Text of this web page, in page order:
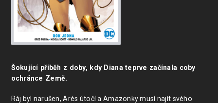
Šokující příběh z doby, kdy Diana teprve začínala coby
ochránce Země.
Ráj byl narušen, Arés útočí a Amazonky musí najít svého